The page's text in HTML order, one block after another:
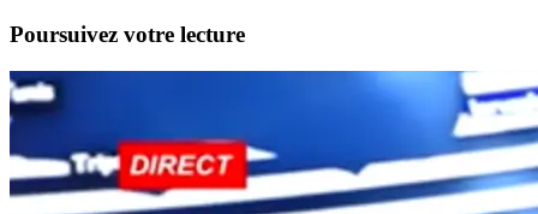
Poursuivez votre lecture